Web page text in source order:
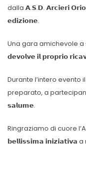
dalla 𝗔.𝗦.𝗗. 𝗔𝗿𝗰𝗶𝗲𝗿𝗶
𝗲𝗱𝗶𝘇𝗶𝗼𝗻𝗲.
Una gara amichevole a
𝗱𝗲𝘃𝗼𝗹𝘃𝗲 𝗶𝗹 𝗽𝗿𝗼𝗽𝗿𝗶𝗼
Durante l’intero evento
preparato, a
𝘀𝗮𝗹𝘂𝗺𝗲.
Ringraziamo di cuore
𝗯𝗲𝗹𝗹𝗶𝘀𝘀𝗶𝗺𝗮 𝗶𝗻𝗶𝘇𝗶𝗮𝘁𝗶𝘃𝗮